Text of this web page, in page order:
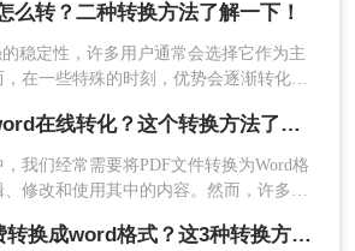
转大师PDF转换器软件。
文将介绍四种将PDF转换成Word的实用
现PDF到Word的转换。
么转？二种转换方法了解一下！
稳定性，许多用户通常会选择它作为主
在一些特殊的时刻，优势会逐渐转化为
它们。那么，pdf转word文档怎么转呢？
操作方法。让我们来看看。
pdf怎么转换成word在线转化？这个转换方法了解一下！
我们经常需要将PDF文件转换为Word格
修改和使用其中的内容。然而，许多人
成word在线转化呢？本文将为您介绍一种
电脑pdf如何免费转换成word格式？这3种转换方法可以了解一下